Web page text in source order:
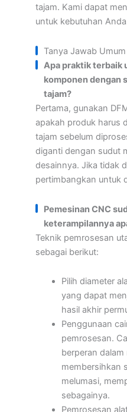
tajam. Kami dapat
untuk kebutuhan
Tanya Jawab Umum
Apa praktik terbaik
komponen dengan
tajam?
Pertama, gunakan
apakah produk harus
tajam sebelum
diganti dengan sudut
desainnya. Jika tidak
pertimbangkan untuk
Pemesinan CNC
keterampilannya
Teknik pemrosesan
sebagai berikut:
Pilih diameter
yang dapat
hasil akhir
Penggunaan
pemrosesan.
berperan
membersihkan
melumasi,
sebagainya.
Pemrosesan